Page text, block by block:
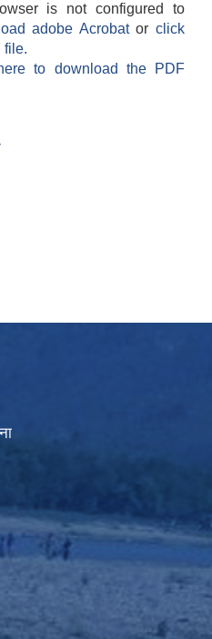
is not configured to
adobe Acrobatorclick
file.
to download the PDF